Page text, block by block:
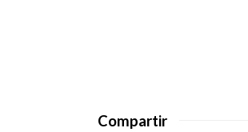
Compartir